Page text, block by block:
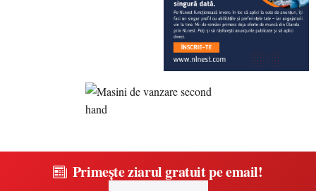
Primește ziarul gratuit pe email!